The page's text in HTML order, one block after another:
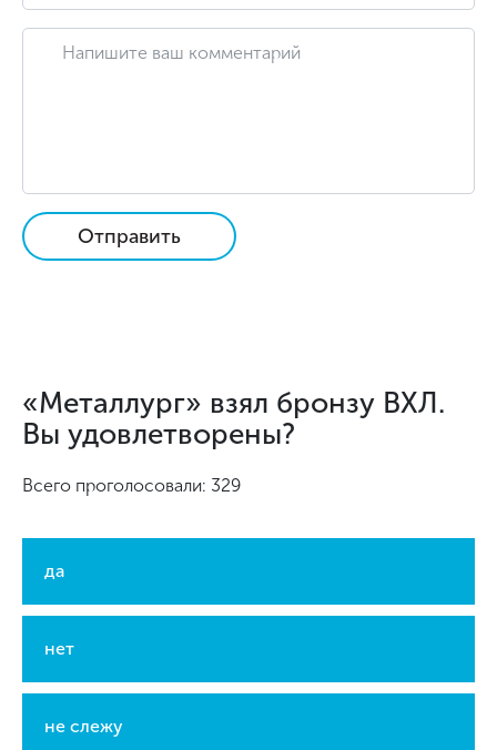
Отправить
«Металлург» взял бронзу ВХЛ.
Вы удовлетворены?
Всего проголосовали: 329
да
нет
не слежу